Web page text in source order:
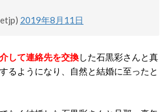
2019年8月11日
して連絡先を交換した石黒彩さんと真
るようになり、自然と結婚に至ったと